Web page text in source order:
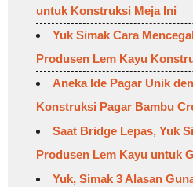
untuk Konstruksi Meja Ini
Yuk Simak Cara
Produsen Lem Kayu
Aneka Ide Pagar Unik
Konstruksi Pagar Bambu
Saat Bridge Lepas, Yuk
Produsen Lem Kayu untuk
Yuk, Simak 3 Alasan